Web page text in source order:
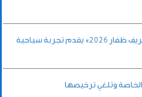
الطبيعة تروي حكاية التراث.. و«خريف ظفار 2026» يقدم تجربة سياحية
الخاصة وتلغي ترخيصها